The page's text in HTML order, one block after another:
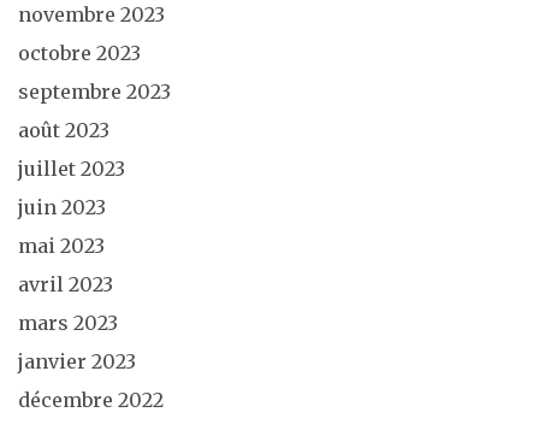
novembre 2023
octobre 2023
septembre 2023
août 2023
juillet 2023
juin 2023
mai 2023
avril 2023
mars 2023
janvier 2023
décembre 2022